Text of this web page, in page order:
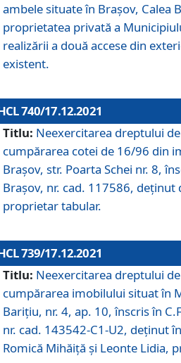
ambele situate în Brașov, Calea
proprietatea privată a
realizării a două accese din
existent.
740/17.12.2021
Titlu: Neexercitarea dreptului
cumpărarea cotei de 16/96 din
Braşov, str. Poarta Schei nr. 8,
Brașov, nr. cad. 117586, deținut
proprietar tabular.
739/17.12.2021
Titlu: Neexercitarea dreptului
cumpărarea imobilului situat în
Barițiu, nr. 4, ap. 10, înscris în
nr. cad. 143542-C1-U2, deținut
Romică Mihăiță și Leonte Lidia,